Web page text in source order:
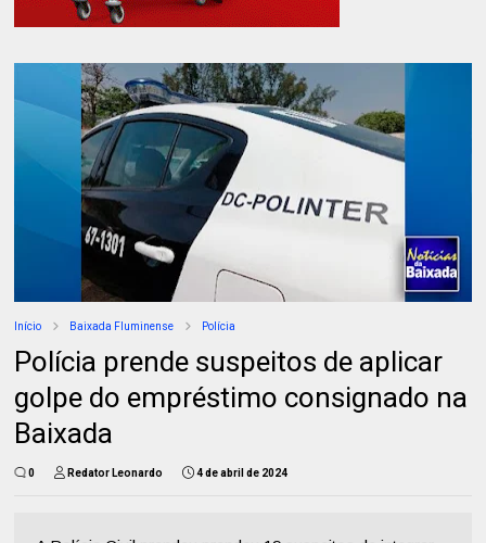
Início Baixada Fluminense Polícia
Polícia prende suspeitos de aplicar
golpe do empréstimo consignado na
Baixada
0 Redator Leonardo 4 de abril de 2024